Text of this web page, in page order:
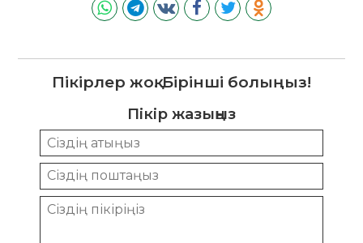
Пікірлер жоқ. Бірінші болыңыз!
Пікір жазыңыз